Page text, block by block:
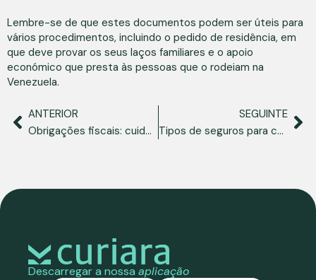
Lembre-se de que estes documentos podem ser úteis para
vários procedimentos, incluindo o pedido de residência, em
que deve provar os seus laços familiares e o apoio
económico que presta às pessoas que o rodeiam na
Venezuela.
ANTERIOR
Obrigações fiscais: cuide da sua paz de espírito contribuindo de forma responsável
SEGUINTE
Tipos de seguros para cuidar da sua saúde, do seu futuro e da sua paz de espírito enquanto migrante
Descarregar a nossa aplicação